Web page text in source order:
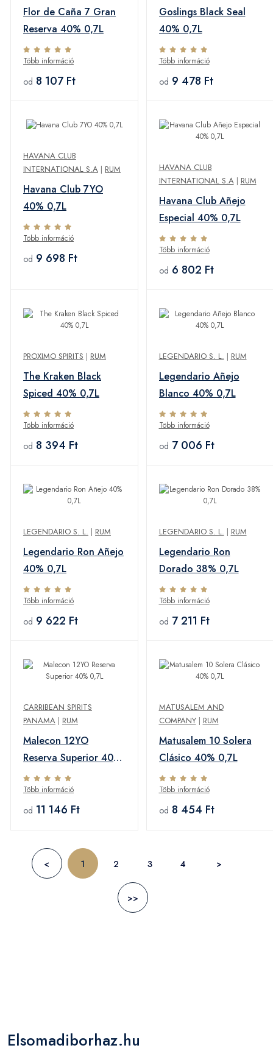
Flor de Caña 7 Gran
Reserva 40% 0,7L
Több információ
od 8 107 Ft
Goslings Black Seal
40% 0,7L
Több információ
od 9 478 Ft
HAVANA CLUB
INTERNATIONAL S.A | RUM
Havana Club 7YO
40% 0,7L
Több információ
od 9 698 Ft
HAVANA CLUB
INTERNATIONAL S.A| RUM
Havana Club Añejo
Especial 40% 0,7L
Több információ
od 6 802 Ft
PROXIMO SPIRITS | RUM
The Kraken Black
Spiced 40% 0,7L
Több információ
od 8 394 Ft
LEGENDARIO S. L. | RUM
Legendario Añejo
Blanco 40% 0,7L
Több információ
od 7 006 Ft
LEGENDARIO S. L. | RUM
Legendario Ron Añejo
40% 0,7L
Több információ
od 9 622 Ft
LEGENDARIO S. L. | RUM
Legendario Ron
Dorado 38% 0,7L
Több információ
od 7 211 Ft
CARRIBEAN SPIRITS
PANAMA | RUM
Malecon 12YO
Reserva Superior 40%
0,7L
Több információ
od 11 146 Ft
MATUSALEM AND
COMPANY| RUM
Matusalem 10 Solera
Clásico 40% 0,7L
Több információ
od 8 454 Ft
< 1 2 3 4 >
>>
Elsomadiborhaz.hu